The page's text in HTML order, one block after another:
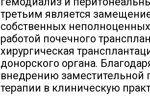
третьим является
собственных
работой почечного
хирургическая
донорского органа.
внедрению заместительной
терапии в клиническую